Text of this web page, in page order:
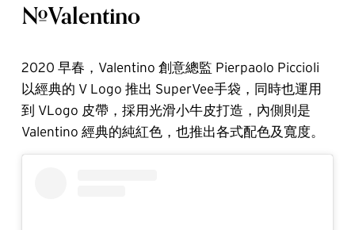
#Valentino
2020 早春，Valentino 創意總監 Pierpaolo Piccioli
以經典的 V Logo 推出 SuperVee手袋，同時也運用
到 VLogo 皮帶，採用光滑小牛皮打造，內側則是
Valentino 經典的純紅色，也推出各式配色及寬度。